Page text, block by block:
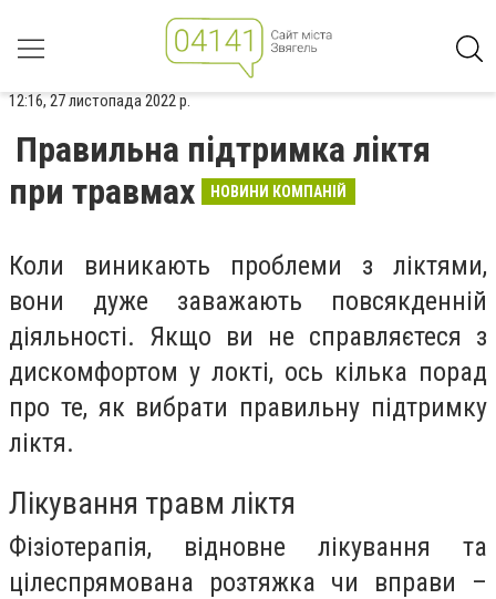
12:16, 27 листопада 2022 р.
Правильна підтримка ліктя
при травмах
НОВИНИ КОМПАНІЙ
Коли виникають проблеми з ліктями,
вони дуже заважають повсякденній
діяльності. Якщо ви не справляєтеся з
дискомфортом у локті, ось кілька порад
про те, як вибрати правильну підтримку
ліктя.
Лікування травм ліктя
Фізіотерапія, відновне лікування та
цілеспрямована розтяжка чи вправи –